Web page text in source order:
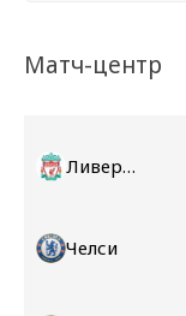
Матч-центр
Ливерпуль
Челси